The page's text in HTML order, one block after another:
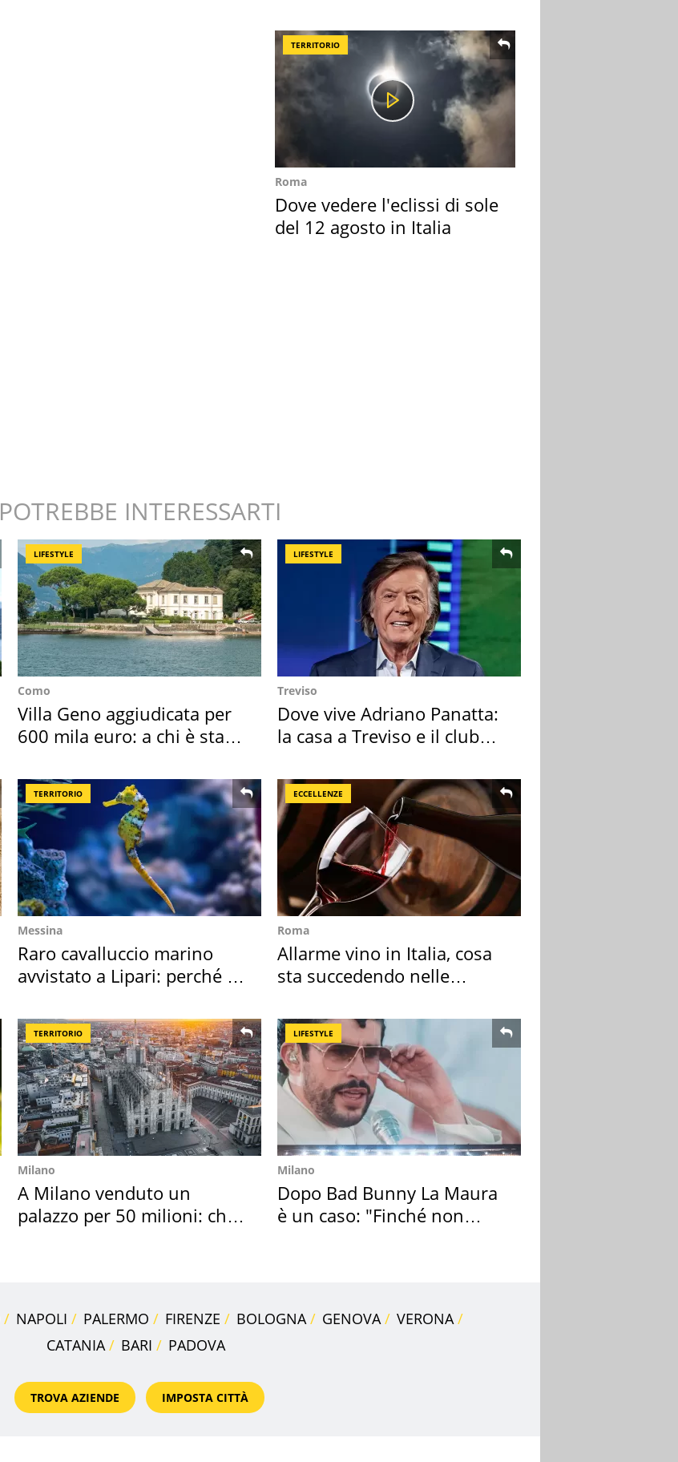
TERRITORIO
Roma
Dove vedere l'eclissi di sole
del 12 agosto in Italia
POTREBBE INTERESSARTI
LIFESTYLE
Como
Villa Geno aggiudicata per
600 mila euro: a chi è stata
LIFESTYLE
Treviso
Dove vive Adriano Panatta:
la casa a Treviso e il club
TERRITORIO
Messina
Raro cavalluccio marino
avvistato a Lipari: perché è
ECCELLENZE
Roma
Allarme vino in Italia, cosa
sta succedendo nelle
TERRITORIO
Milano
A Milano venduto un
palazzo per 50 milioni: chi
LIFESTYLE
Milano
Dopo Bad Bunny La Maura
è un caso: "Finché non
NAPOLI PALERMO FIRENZE BOLOGNA GENOVA
VERONA
CATANIA
BARI PADOVA
TROVA AZIENDE IMPOSTA CITTÀ